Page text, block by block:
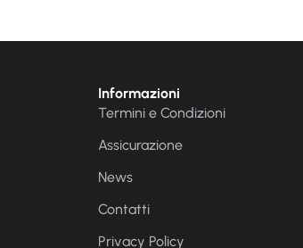
Informazioni
Termini e Condizioni
Assicurazione
News
Contatti
Privacy Policy